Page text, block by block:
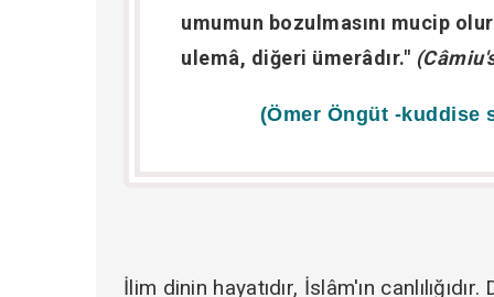
umumun bozulmasını mucip
ulemâ, diğeri ümerâdır."
(Ömer Öngüt -kuddise
İlim dinin hayatıdır, İslâm'ın